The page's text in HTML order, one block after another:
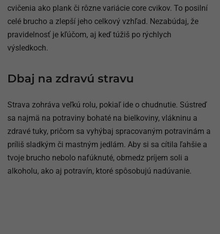
cvičenia ako plank či rôzne variácie core cvikov. To posilní
celé brucho a zlepší jeho celkový vzhľad. Nezabúdaj, že
pravidelnosť je kľúčom, aj keď túžiš po rýchlych
výsledkoch.
Dbaj na zdravú stravu
Strava zohráva veľkú rolu, pokiaľ ide o chudnutie. Sústreď
sa najmä na potraviny bohaté na bielkoviny, vlákninu a
zdravé tuky, pričom sa vyhýbaj spracovaným potravinám a
príliš sladkým či mastným jedlám. Aby si sa cítila ľahšie a
tvoje brucho nebolo nafúknuté, obmedz príjem soli a
alkoholu, ako aj potravín, ktoré spôsobujú nadúvanie.